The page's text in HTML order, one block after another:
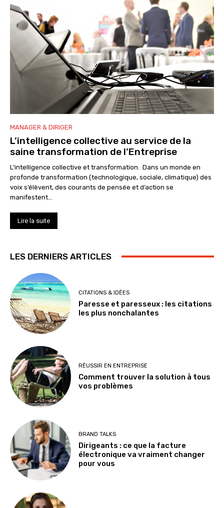
MANAGER & DIRIGER
L’intelligence collective au service de la
saine transformation de l’Entreprise
L’intelligence collective et transformation. Dans un monde en
profonde transformation (technologique, sociale, climatique) des
voix s‘élèvent, des courants de pensée et d’action se
manifestent...
Lire la suite
LES DERNIERS ARTICLES
CITATIONS & IDÉES
Paresse et paresseux : les citations
les plus nonchalantes
RÉUSSIR EN ENTREPRISE
Comment trouver la solution à tous
vos problèmes
BRAND TALKS
Dirigeants : ce que la facture
électronique va vraiment changer
pour vous